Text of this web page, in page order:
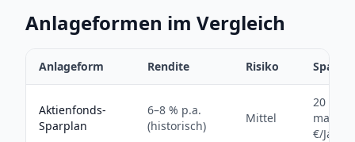
Anlageformen im Vergleich
Anlageform Rendite Risiko
Aktienfonds-
Sparplan
6–8 % p.a.
(historisch)
Mittel
20 %
max.
€/Jahr